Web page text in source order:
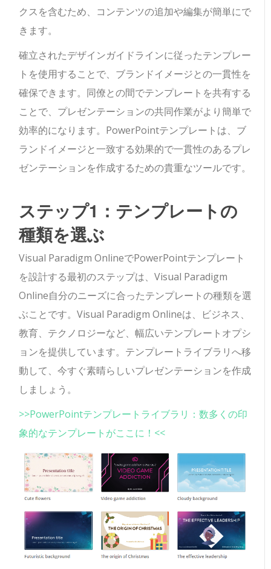
クスを含むため、コンテンツの追加や編集が簡単にで
きます。
確立されたデザインガイドラインに従ったテンプレー
トを使用することで、ブランドイメージとの一貫性を
確保できます。同僚との間でテンプレートを共有する
ことで、プレゼンテーションの共同作業がより簡単で
効率的になります。PowerPointテンプレートは、ブ
ランドイメージと一致する効果的で一貫性のあるプレ
ゼンテーションを作成するための貴重なツールです。
ステップ1：テンプレートの
種類を選ぶ
Visual Paradigm OnlineでPowerPointテンプレート
を設計する最初のステップは、Visual Paradigm
Online自分のニーズに合ったテンプレートの種類を選
ぶことです。Visual Paradigm Onlineは、ビジネス、
教育、テクノロジーなど、幅広いテンプレートオプシ
ョンを提供しています。テンプレートライブラリへ移
動して、今すぐ素晴らしいプレゼンテーションを作成
しましょう。
>>PowerPointテンプレートライブラリ：数多くの印
象的なテンプレートがここに！<<